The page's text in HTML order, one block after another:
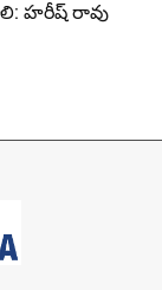
హరీష్ రావు